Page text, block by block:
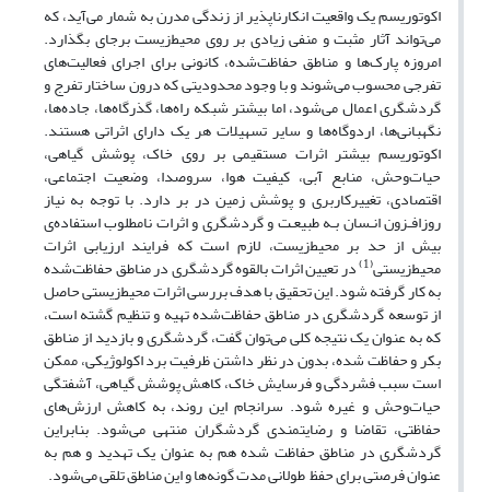
اکوتوریسم یک واقعیت انکارناپذیر از زندگی مدرن به شمار می‌‌آید، که
می‌‌تواند آثار مثبت و منفی زیادی بر روی محیط‌زیست برجای بگذارد.
امروزه پارک‌‌ها و مناطق حفاظت‌‌شده، کانونی برای اجرای فعالیت‌‌ها‌‌ی
تفرجی محسوب می‌‌شوند و با وجود محدودیتی که درون ساختار تفرج و
گردشگری اعمال می‌‌شود، اما بیشتر شبکه راه‌‌ها، گذرگاه‌‌ها، جاده‌‌ها،
نگهبانی‌‌ها، اردوگاه‌‌ها و سایر تسهیلات هر یک دارای اثراتی هستند.
اکوتوریسم بیشتر اثرات مستقیمی بر روی خاک، پوشش گیاهی،
حیات‌وحش، منابع آبی، کیفیت هوا، سروصدا، وضعیت اجتماعی،
اقتصادی، تغییرکاربری و پوشش زمین در بر دارد. با توجه به نیاز
روزافـزون انـسان بـه طبیعـت و گردشگری و اثرات نامطلوب استفاده‌‌ی
بیش از حد بر محیط‌‌زیست، لازم است که فرایند ارزیابی اثرات
محیط‌‌زیستی(1) در تعیین اثرات بالقوه گردشگری در مناطق حفاظت‌‌شده
به کار گرفته شود. این تحقیق با هدف بررسی اثرات ‌‌محیط‌‌زیستی حاصل
از توسعه‌‌ گردشگری در مناطق حفاظت‌‌شده تهیه و تنظیم گشته است،
که به عنوان یک نتیجه کلی می‌‌توان گفت، گردشگری و بازدید از مناطق
بکر و حفاظت شده، بدون در نظر داشتن ظرفیت برد اکولوژیکی، ممکن
است سبب فشردگی و فرسایش خاک، کاهش پوشش گیاهی، آشفتگی
حیات‌وحش و غیره شود. سرانجام این روند، به کاهش ارزش‌‌های
حفاظتی، تقاضا و رضایتمندی گردشگران منتهی می‌‌شود. بنابراین
گردشگری در مناطق حفاظت شده هم به عنوان یک تهدید و هم به
عنوان فرصتی برای حفظ طولانی مدت گونه‌‌ها و این مناطق تلقی می‌‌شود.